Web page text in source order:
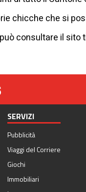
chicche che si
consultare il sito
SERVIZI
Pubblicità
Viaggi del Corriere
Giochi
Immobiliari